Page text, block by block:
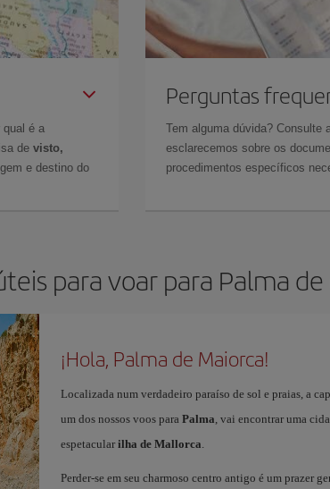
qual é a
de visto,
e destino do
Perguntas
Tem alguma dúvida? Consulte
esclarecemos sobre os
procedimentos específicos
para voar para Palma
¡Hola, Palma de Maiorca!
Localizada num verdadeiro paraíso de sol e praias, a
um dos nossos voos para Palma, vai encontrar uma
espetacular ilha de Mallorca.
Perder-se em seu charmoso centro antigo é um prazer